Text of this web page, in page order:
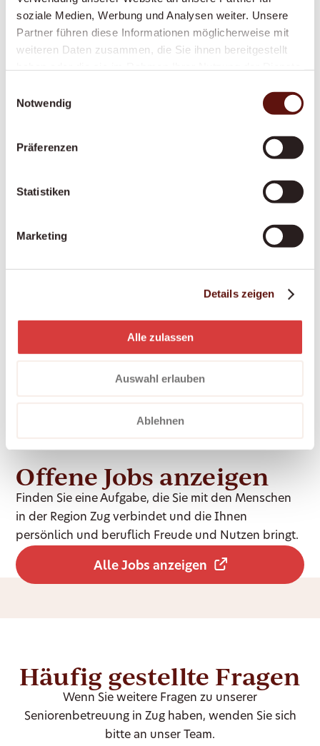
soziale Medien, Werbung und Analysen weiter. Unsere
Partner führen diese Informationen möglicherweise mit
weiteren Daten zusammen, die Sie ihnen bereitgestellt
Notwendig
Präferenzen
Statistiken
Marketing
Details zeigen
Alle zulassen
Auswahl erlauben
Ablehnen
Nachtdienste
Mehr erfahren
Palliative Situationen
Grundpflege
Offene Jobs anzeigen
Finden Sie eine Aufgabe, die Sie mit den Menschen
in der Region Zug verbindet und die Ihnen
persönlich und beruflich Freude und Nutzen bringt.
Alle Jobs anzeigen
Häufig gestellte Fragen
Wenn Sie weitere Fragen zu unserer
Seniorenbetreuung in Zug haben, wenden Sie sich
bitte an unser Team.